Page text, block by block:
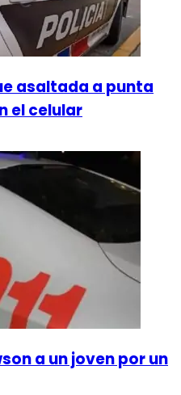
asaltada a punta
el celular
a un joven por un